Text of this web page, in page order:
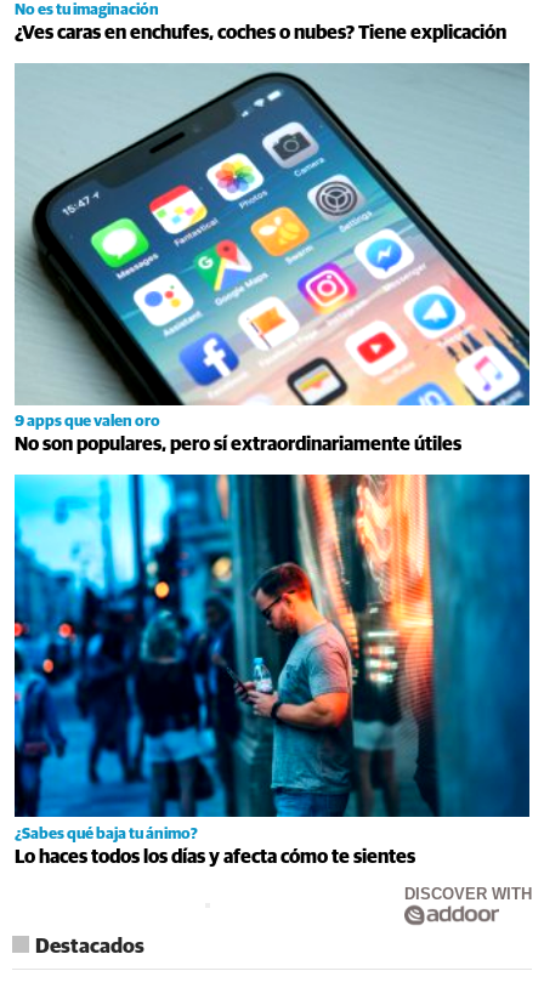
No es tu imaginación
¿Ves caras en enchufes, coches o nubes? Tiene explicación
9 apps que valen oro
No son populares, pero sí extraordinariamente útiles
¿Sabes qué baja tu ánimo?
Lo haces todos los días y afecta cómo te sientes
DISCOVER WITH
Destacados